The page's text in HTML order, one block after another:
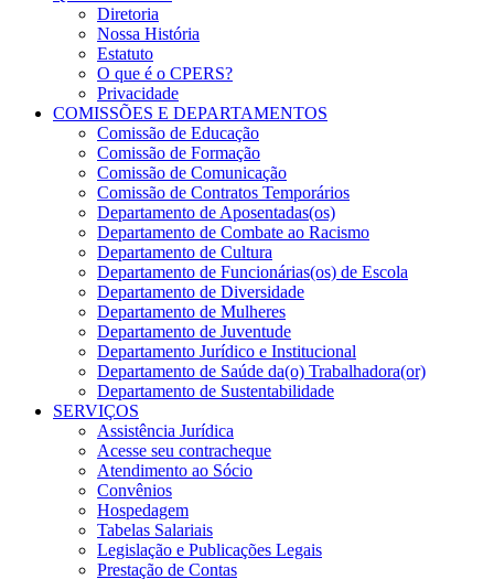
Diretoria
Nossa História
Estatuto
O que é o CPERS?
Privacidade
COMISSÕES E DEPARTAMENTOS
Comissão de Educação
Comissão de Formação
Comissão de Comunicação
Comissão de Contratos Temporários
Departamento de Aposentadas(os)
Departamento de Combate ao Racismo
Departamento de Cultura
Departamento de Funcionárias(os) de Escola
Departamento de Diversidade
Departamento de Mulheres
Departamento de Juventude
Departamento Jurídico e Institucional
Departamento de Saúde da(o) Trabalhadora(or)
Departamento de Sustentabilidade
SERVIÇOS
Assistência Jurídica
Acesse seu contracheque
Atendimento ao Sócio
Convênios
Hospedagem
Tabelas Salariais
Legislação e Publicações Legais
Prestação de Contas